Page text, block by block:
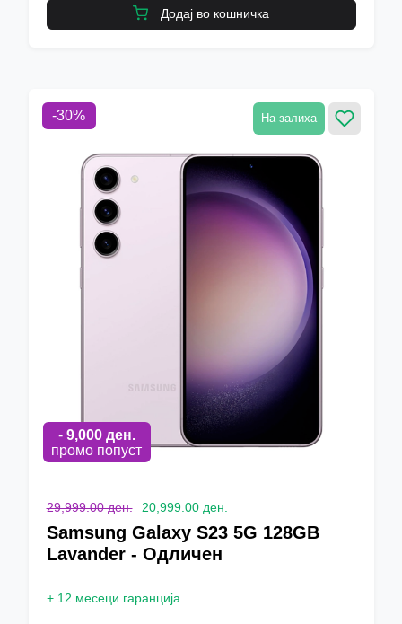
Додај во кошничка
-30% На залиха
- 9,000ден.
промо попуст
29,999.00 ден. 20,999.00 ден.
Samsung Galaxy S23 5G 128GB
Lavander - Одличен
+ 12 месеци гаранција